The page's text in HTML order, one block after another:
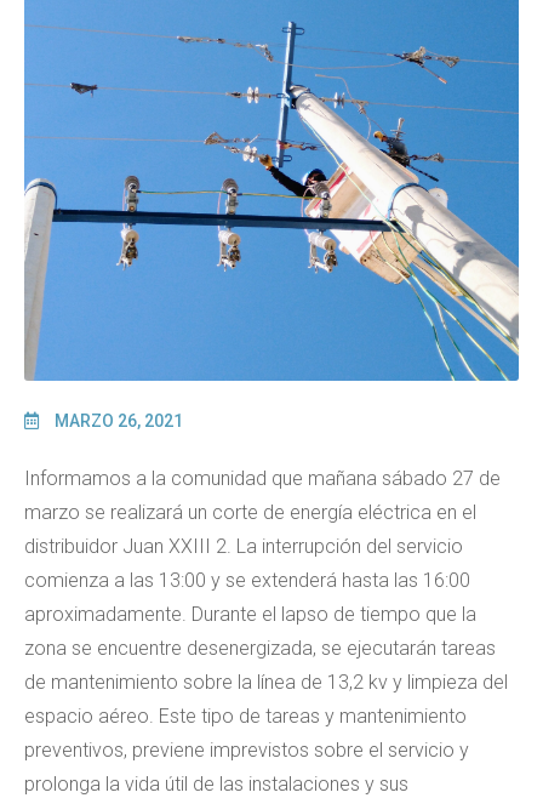
MARZO 26, 2021
Informamos a la comunidad que mañana sábado 27 de
marzo se realizará un corte de energía eléctrica en el
distribuidor Juan XXIII 2. La interrupción del servicio
comienza a las 13:00 y se extenderá hasta las 16:00
aproximadamente. Durante el lapso de tiempo que la
zona se encuentre desenergizada, se ejecutarán tareas
de mantenimiento sobre la línea de 13,2 kv y limpieza del
espacio aéreo. Este tipo de tareas y mantenimiento
preventivos, previene imprevistos sobre el servicio y
prolonga la vida útil de las instalaciones y sus